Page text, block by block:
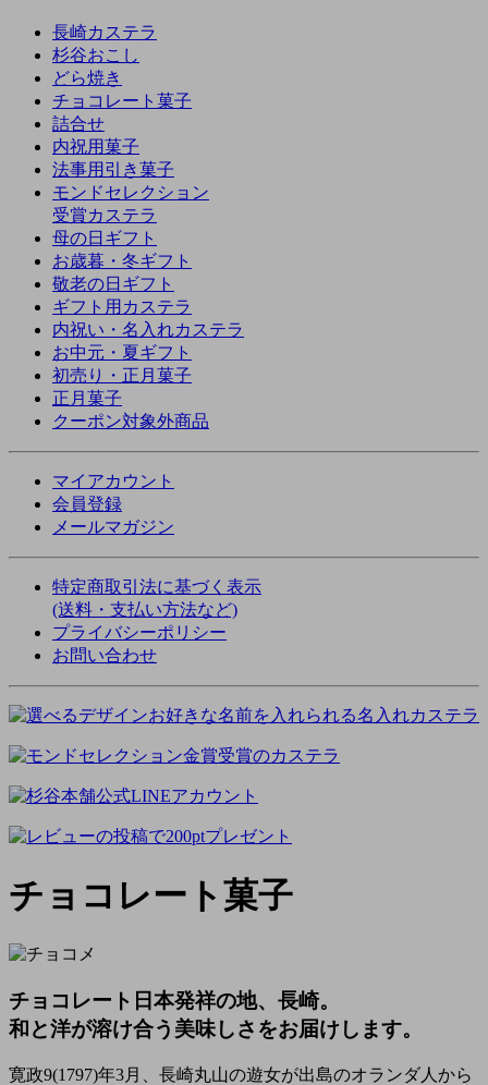
長崎カステラ
杉谷おこし
どら焼き
チョコレート菓子
詰合せ
内祝用菓子
法事用引き菓子
モンドセレクション
受賞カステラ
母の日ギフト
お歳暮・冬ギフト
敬老の日ギフト
ギフト用カステラ
内祝い・名入れカステラ
お中元・夏ギフト
初売り・正月菓子
正月菓子
クーポン対象外商品
マイアカウント
会員登録
メールマガジン
特定商取引法に基づく表示
(送料・支払い方法など)
プライバシーポリシー
お問い合わせ
チョコレート菓子
チョコレート日本発祥の地、長崎。
和と洋が溶け合う美味しさをお届けします。
寛政9(1797)年3月、長崎丸山の遊女が出島のオランダ人から